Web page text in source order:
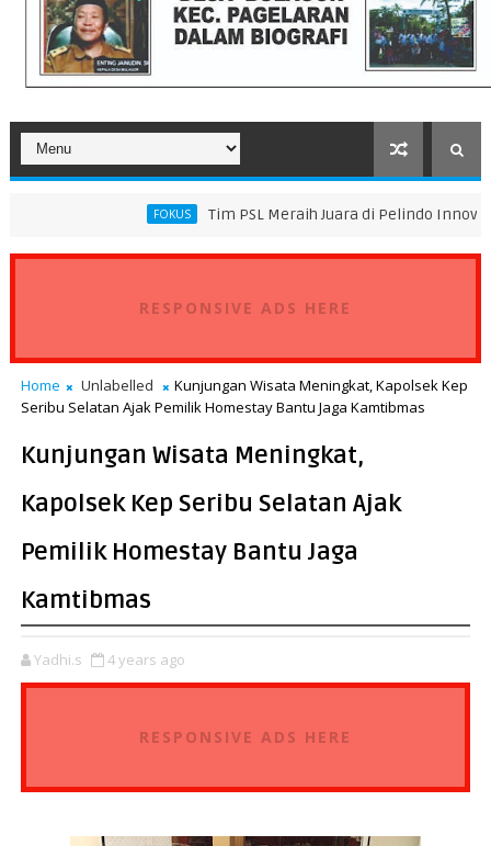
Tim PSL Meraih Juara di Pelindo Innovation Award
RESPONSIVE ADS HERE
Home Unlabelled
Kunjungan Wisata Meningkat, Kapolsek Kep
Seribu Selatan Ajak Pemilik Homestay Bantu Jaga Kamtibmas
Kunjungan Wisata Meningkat,
Kapolsek Kep Seribu Selatan Ajak
Pemilik Homestay Bantu Jaga
Kamtibmas
Yadhi.s 4 years ago
RESPONSIVE ADS HERE